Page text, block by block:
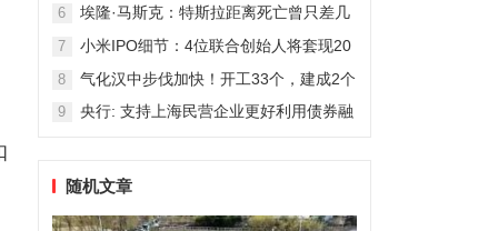
6
埃隆·马斯克：特斯拉距离死亡曾只差几
7
小米IPO细节：4位联合创始人将套现20
8 气化汉中步伐加快！开工33个，建成2个
9
央行: 支持上海民营企业更好利用债券融
随机文章